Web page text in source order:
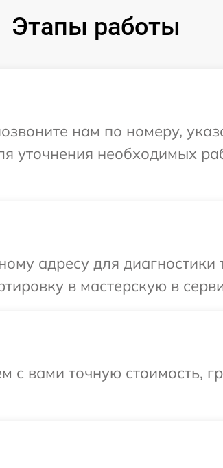
Этапы работы
нам по номеру,
уточнения необходимых
адресу для диагностики
в мастерскую в
с вами точную стоимость,